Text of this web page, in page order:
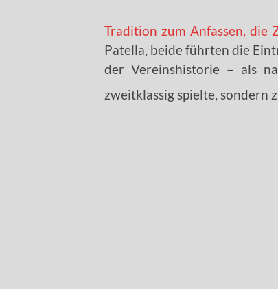
Tradition zum Anfassen, die
Patella, beide führten die
der Vereinshistorie – als
zweitklassig spielte, sondern